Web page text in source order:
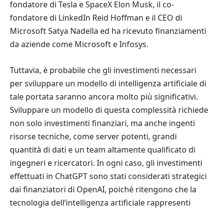
fondatore di Tesla e SpaceX Elon Musk, il co-
fondatore di LinkedIn Reid Hoffman e il CEO di
Microsoft Satya Nadella ed ha ricevuto finanziamenti
da aziende come Microsoft e Infosys.
Tuttavia, è probabile che gli investimenti necessari
per sviluppare un modello di intelligenza artificiale di
tale portata saranno ancora molto più significativi.
Sviluppare un modello di questa complessità richiede
non solo investimenti finanziari, ma anche ingenti
risorse tecniche, come server potenti, grandi
quantità di dati e un team altamente qualificato di
ingegneri e ricercatori. In ogni caso, gli investimenti
effettuati in ChatGPT sono stati considerati strategici
dai finanziatori di OpenAI, poiché ritengono che la
tecnologia dell’intelligenza artificiale rappresenti